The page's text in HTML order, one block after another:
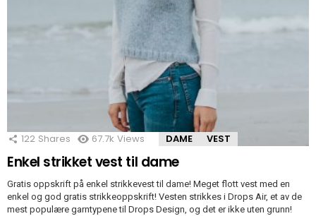
122 Shares 67.7k Views DAME VEST
Enkel strikket vest til dame
Gratis oppskrift på enkel strikkevest til dame! Meget flott vest med en
enkel og god gratis strikkeoppskrift! Vesten strikkes i Drops Air, et av de
mest populære garntypene til Drops Design, og det er ikke uten grunn!